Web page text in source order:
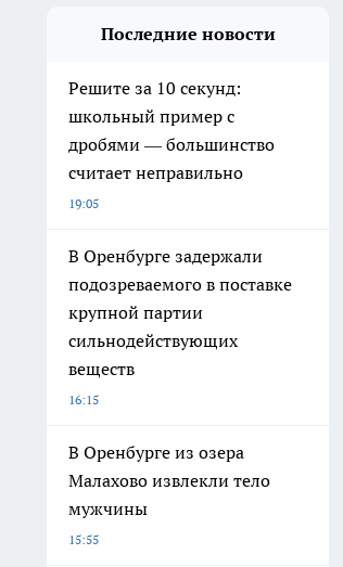
Последние новости
Решите за 10 секунд:
школьный пример с
дробями — большинство
считает неправильно
19:05
В Оренбурге задержали
подозреваемого в поставке
крупной партии
сильнодействующих
веществ
16:15
В Оренбурге из озера
Малахово извлекли тело
мужчины
15:55